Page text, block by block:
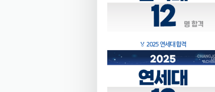
🏅 2025 연세대 합격